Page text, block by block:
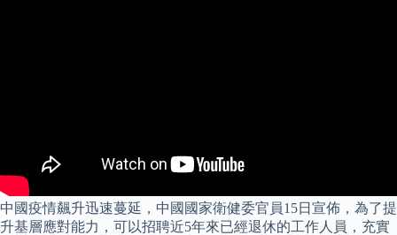
中國疫情飆升迅速蔓延，中國國家衛健委官員15日宣佈，為了提
升基層應對能力，可以招聘近5年來已經退休的工作人員，充實